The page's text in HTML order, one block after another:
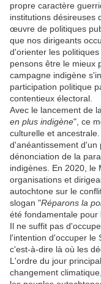
propre caractère
institutions désireuses
œuvre de politiques
que nos dirigeants
d'orienter les
pensons être le mieux
campagne indigène
participation politique
contentieux électoral.
Avec le lancement de
en plus indigène", ce
culturelle et
d'anéantissement d'un
dénonciation de la
indigènes. En 2020, le
organisations et
autochtone sur le
slogan "Réparons la
été fondamentale pour
Il ne suffit pas
l'intention d'occuper le
c'est-à-dire là où les
L'ordre du jour
changement